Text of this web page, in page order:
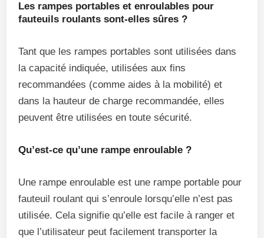
Les rampes portables et enroulables pour
fauteuils roulants sont-elles sûres ?
Tant que les rampes portables sont utilisées dans
la capacité indiquée, utilisées aux fins
recommandées (comme aides à la mobilité) et
dans la hauteur de charge recommandée, elles
peuvent être utilisées en toute sécurité.
Qu’est-ce qu’une rampe enroulable ?
Une rampe enroulable est une rampe portable pour
fauteuil roulant qui s’enroule lorsqu’elle n’est pas
utilisée. Cela signifie qu’elle est facile à ranger et
que l’utilisateur peut facilement transporter la